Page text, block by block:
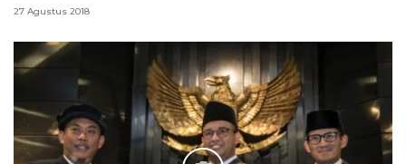
27 Agustus 2018